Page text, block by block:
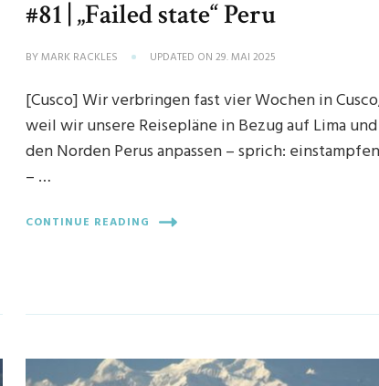
#81 | „Failed state“ Peru
BYMARK RACKLES UPDATED ON29. MAI 2025
[Cusco] Wir verbringen fast vier Wochen in
weil wir unsere Reisepläne in Bezug auf Lima und
den Norden Perus anpassen – sprich:
– …
CONTINUE READING